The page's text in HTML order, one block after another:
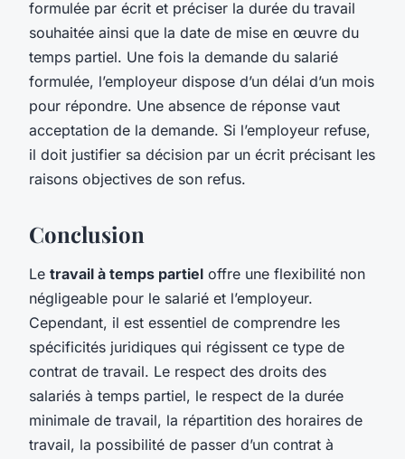
formulée par écrit et préciser la durée du travail
souhaitée ainsi que la date de mise en œuvre du
temps partiel. Une fois la demande du salarié
formulée, l’employeur dispose d’un délai d’un mois
pour répondre. Une absence de réponse vaut
acceptation de la demande. Si l’employeur refuse,
il doit justifier sa décision par un écrit précisant les
raisons objectives de son refus.
Conclusion
Le travail à temps partiel offre une flexibilité non
négligeable pour le salarié et l’employeur.
Cependant, il est essentiel de comprendre les
spécificités juridiques qui régissent ce type de
contrat de travail. Le respect des droits des
salariés à temps partiel, le respect de la durée
minimale de travail, la répartition des horaires de
travail, la possibilité de passer d’un contrat à